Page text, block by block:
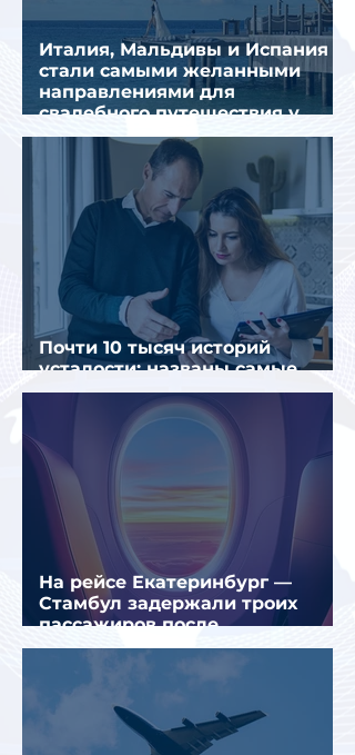
Италия, Мальдивы и Испания
стали самыми желанными
направлениями для
свадебного путешествия у
россиян
Почти 10 тысяч историй
усталости: названы самые
уставшие россияне
На рейсе Екатеринбург —
Стамбул задержали троих
пассажиров после
предполагаемой серии краж